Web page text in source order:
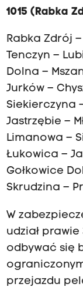
1015 (Rabka
Rabka Zdrój
Tenczyn –
Dolna –
Jurków –
Siekierczyna
Jastrzębie –
Limanowa –
Łukowica –
Gołkowice
Skrudzina –
W
udział
odbywać się
przejazdu